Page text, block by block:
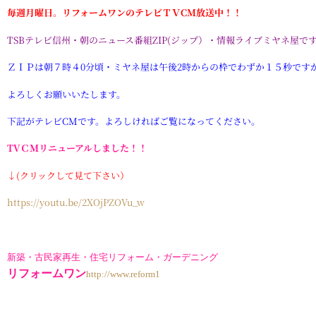
毎週月曜日。リフォームワンのテレビＴＶCM放送中！！
TSBテレビ信州・朝のニュース番組ZIP(ジップ）・情報ライブミヤネ屋です
ＺＩＰは朝７時４0分頃・ミヤネ屋は午後2時からの枠でわずか１５秒ですが
よろしくお願いいたします。
下記がテレビCMです。よろしければご覧になってください。
TVＣＭリニューアルしました！！
↓(クリックして見て下さい）
https://youtu.be/2XOjPZOVu_w
新築・古民家再生・住宅リフォーム・ガーデニング
リフォームワンhttp://www.reform1